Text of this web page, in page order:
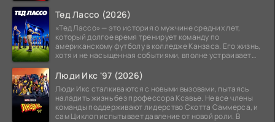
Тед Лассо (2026)
«Тед Лассо» — это история о мужчине средних лет,
который долгое время тренирует команду по
американскому футболу в колледже Канзаса. Его жизнь,
хотя и не насыщенная событиями, вполне устраивает
Люди Икс '97 (2026)
Люди Икс сталкиваются с новыми вызовами, пытаясь
наладить жизнь без профессора Ксавье. Не все члены
команды поддерживают лидерство Скотта Саммерса, и
сам Циклоп испытывает давление от новой роли. В